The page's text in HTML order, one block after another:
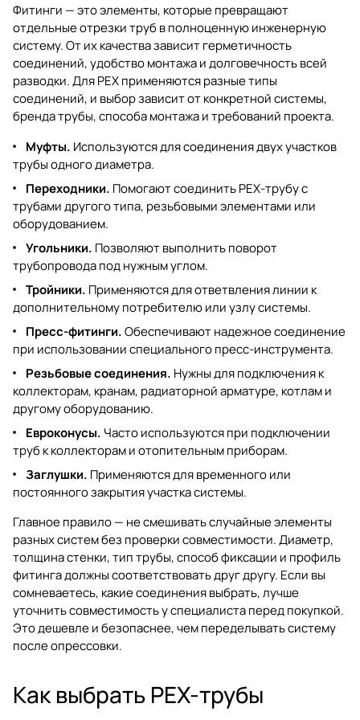
Фитинги — это элементы, которые превращают
отдельные отрезки труб в полноценную инженерную
систему. От их качества зависит герметичность
соединений, удобство монтажа и долговечность всей
разводки. Для PEX применяются разные типы
соединений, и выбор зависит от конкретной системы,
бренда трубы, способа монтажа и требований проекта.
Муфты. Используются для соединения двух участков
трубы одного диаметра.
Переходники. Помогают соединить PEX-трубу с
трубами другого типа, резьбовыми элементами или
оборудованием.
Угольники. Позволяют выполнить поворот
трубопровода под нужным углом.
Тройники. Применяются для ответвления линии к
дополнительному потребителю или узлу системы.
Пресс-фитинги.Обеспечивают надежное соединение
при использовании специального пресс-инструмента.
Резьбовые соединения. Нужны для подключения к
коллекторам, кранам, радиаторной арматуре, котлам и
другому оборудованию.
Евроконусы. Часто используются при подключении
труб к коллекторам и отопительным приборам.
Заглушки. Применяются для временного или
постоянного закрытия участка системы.
Главное правило — не смешивать случайные элементы
разных систем без проверки совместимости. Диаметр,
толщина стенки, тип трубы, способ фиксации и профиль
фитинга должны соответствовать друг другу. Если вы
сомневаетесь, какие соединения выбрать, лучше
уточнить совместимость у специалиста перед покупкой.
Это дешевле и безопаснее, чем переделывать систему
после опрессовки.
Как выбрать PEX-трубы